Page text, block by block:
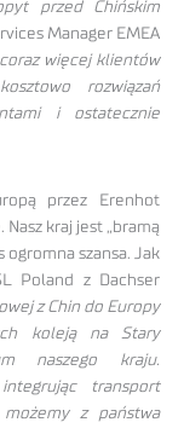
przed Chińskim
Manager EMEA
więcej klientów
rozwiązań
i ostatecznie
przez Erenhot
kraj jest „bramą
ogromna szansa. Jak
Poland z Dachser
z Chin do Europy
koleją na Stary
naszego kraju.
transport
z państwa